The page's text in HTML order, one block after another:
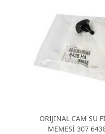
ORİJİNAL CAM SU
MEMESİ 307